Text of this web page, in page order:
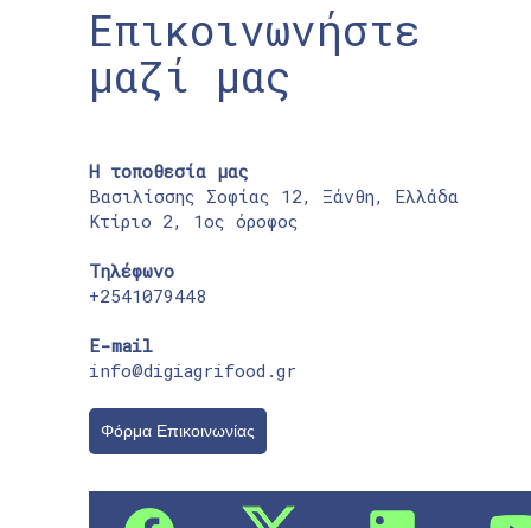
Επικοινωνήστε
μαζί μας
Η τοποθεσία μας
Βασιλίσσης Σοφίας 12, Ξάνθη, Ελλάδα
Κτίριο 2, 1ος όροφος
Τηλέφωνο
+2541079448
E-mail
info@digiagrifood.gr
Φόρμα Επικοινωνίας